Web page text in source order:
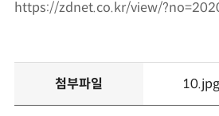
https://zdnet.co.kr/view/
첨부파일 10.jpg